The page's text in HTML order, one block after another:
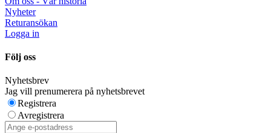
Nyheter
Returansökan
Logga in
Följ oss
Nyhetsbrev
Jag vill prenumerera på nyhetsbrevet
Registrera
Avregistrera